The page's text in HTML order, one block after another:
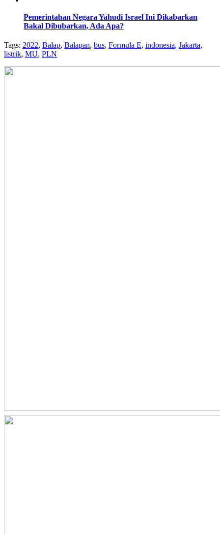
Pemerintahan Negara Yahudi Israel Ini Dikabarkan
Bakal Dibubarkan, Ada Apa?
Tags: 2022, Balap, Balapan, bus, Formula E, indonesia, Jakarta,
listrik, MU, PLN